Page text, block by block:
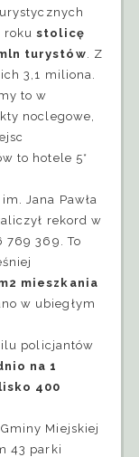
rokustolicę
turystów . Z
3,1 miliona.
to w
noclegowe,
to hotele 5*
Jana Pawła
rekord w
769 369. To
mieszkania
w ubiegłym
ilu policjantów
na 1
400
Miejskiej
43 parki